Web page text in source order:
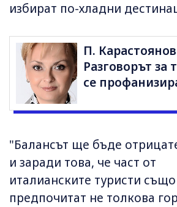
избират по-хладни
П.
Разговорът за
се
"Балансът ще бъде
и заради това, че част от
италианските туристи
предпочитат не толкова